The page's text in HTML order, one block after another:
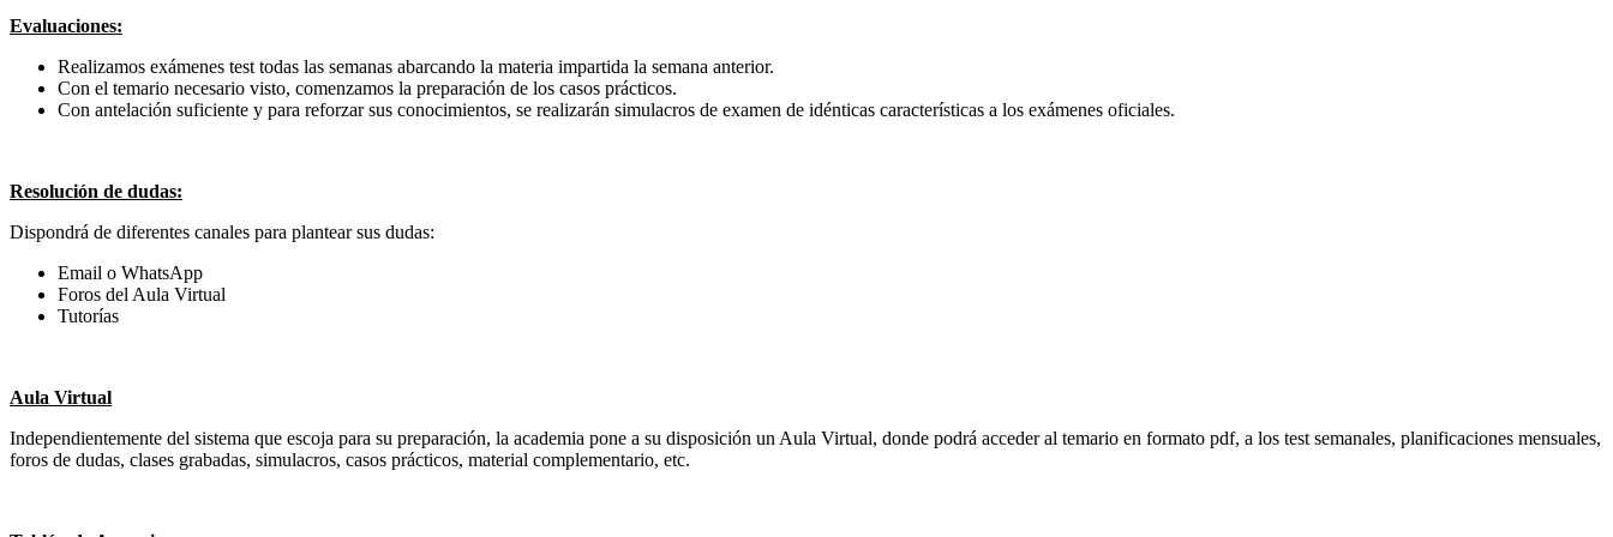
Evaluaciones:
Realizamos exámenes test todas las semanas abarcando la materia impartida la semana anterior.
Con el temario necesario visto, comenzamos la preparación de los casos prácticos.
Con antelación suficiente y para reforzar sus conocimientos, se realizarán simulacros de examen de idénticas características a los exámenes oficiales.
Resolución de dudas:
Dispondrá de diferentes canales para plantear sus dudas:
Email o WhatsApp
Foros del Aula Virtual
Tutorías
Aula Virtual
Independientemente del sistema que escoja para su preparación, la academia pone a su disposición un Aula Virtual, donde podrá acceder al temario en formato pdf, a los test semanales, planificaciones mensuales,
foros de dudas, clases grabadas, simulacros, casos prácticos, material complementario, etc.